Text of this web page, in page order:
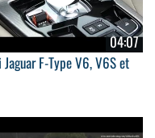
04:07
Jaguar F-Type V6, V6S et